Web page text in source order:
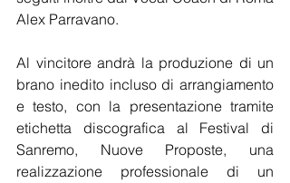
Alex Parravano.
Al vincitore andrà la produzione di un
brano inedito incluso di arrangiamento
e testo, con la presentazione tramite
etichetta discografica al Festival di
Sanremo, Nuove Proposte, una
realizzazione professionale di un